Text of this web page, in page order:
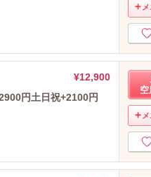
2023年8
2023年
2023年
2023年
2023年
2023年
2022年
2022年
2022年
2022年9
¥12,900
円土日祝+2100円